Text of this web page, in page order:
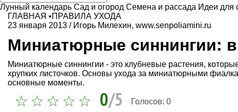
Лунный календарь Сад и огород Семена и рассада Идеи для
ГЛАВНАЯ •ПРАВИЛА УХОДА
23 января 2013 / Игорь Милехин, www.senpoliamini.ru
Миниатюрные синнингии:
Миниатюрные синнингии - это клубневые растения,
хрупких листочков. Основы ухода за миниатюрными
основные моменты.
0/5 Голосов: 0